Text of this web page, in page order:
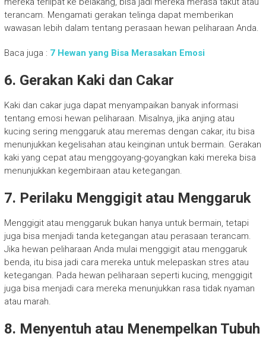
terancam. Mengamati gerakan telinga dapat memberikan
wawasan lebih dalam tentang perasaan hewan peliharaan Anda.
Baca juga : 7 Hewan yang Bisa Merasakan Emosi
6. Gerakan Kaki dan Cakar
Kaki dan cakar juga dapat menyampaikan banyak informasi
tentang emosi hewan peliharaan. Misalnya, jika anjing atau
kucing sering menggaruk atau meremas dengan cakar, itu bisa
menunjukkan kegelisahan atau keinginan untuk bermain. Gerakan
kaki yang cepat atau menggoyang-goyangkan kaki mereka bisa
menunjukkan kegembiraan atau ketegangan.
7. Perilaku Menggigit atau Menggaruk
Menggigit atau menggaruk bukan hanya untuk bermain, tetapi
juga bisa menjadi tanda ketegangan atau perasaan terancam.
Jika hewan peliharaan Anda mulai menggigit atau menggaruk
benda, itu bisa jadi cara mereka untuk melepaskan stres atau
ketegangan. Pada hewan peliharaan seperti kucing, menggigit
juga bisa menjadi cara mereka menunjukkan rasa tidak nyaman
atau marah.
8. Menyentuh atau Menempelkan Tubuh